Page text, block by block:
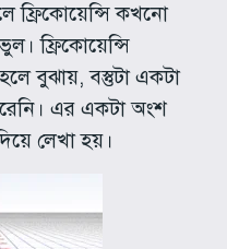
ফ্রিকোয়েন্সি কখনো
ফ্রিকোয়েন্সি
বুঝায়, বস্তুটা একটা
এর একটা অংশ
লেখা হয়।